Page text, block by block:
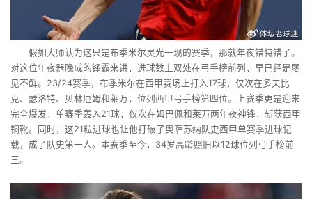
假如大师认为这只是布季米尔灵光一现的赛季，那就年夜错特错了。
对这位年夜器晚成的锋霸来讲，进球数上双处在弓手榜前列，早已经是屡
见不鲜。23/24赛季，布季米尔在西甲赛场上打入17球，仅次在多夫比
克、瑟洛特、贝林厄姆和莱万，位列西甲弓手榜第四位。上赛季更是迎来
完全爆发，单赛季轰入21球，仅次在姆巴佩和莱万两年夜神锋，斩获西甲
铜靴。同时，这21粒进球也让他打破了奥萨苏纳队史西甲单赛季进球记
载，成了队史第一人。本赛季至今，34岁高龄照旧以12球位列弓手榜前
三。